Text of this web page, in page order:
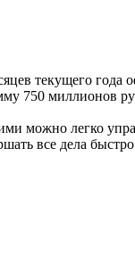
текущего
750 миллионов
можно легко
все дела